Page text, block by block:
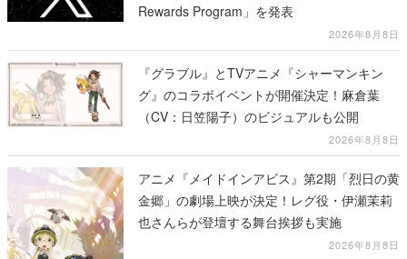
Rewards Program」を発表
2026年8月8日
『グラブル』とTVアニメ『シャーマンキン
グ』のコラボイベントが開催決定！麻倉葉
（CV：日笠陽子）のビジュアルも公開
2026年8月8日
アニメ『メイドインアビス』第2期「烈日の黄
金郷」の劇場上映が決定！レグ役・伊瀬茉莉
也さんらが登壇する舞台挨拶も実施
2026年8月8日